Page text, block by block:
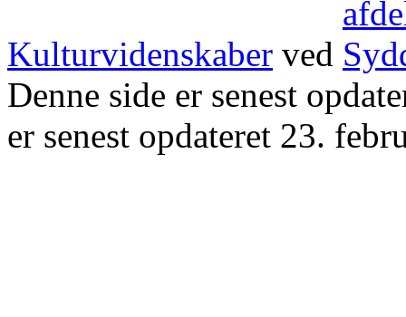
Kulturvidenskaber ved
Denne side er senest
er senest opdateret 23.